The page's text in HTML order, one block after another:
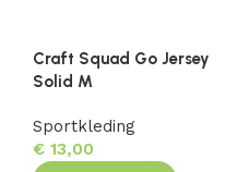
Craft Squad Go Jersey
Solid M
Sportkleding
€ 13,00